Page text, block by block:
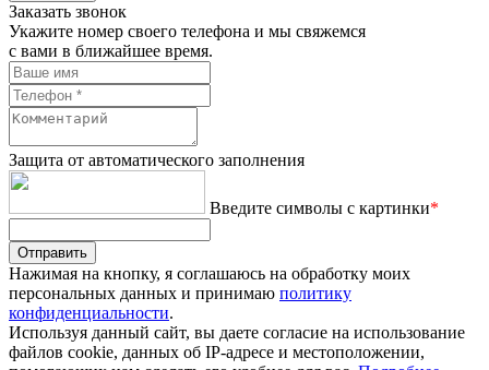
Заказать звонок
Укажите номер своего телефона и мы свяжемся
с вами в ближайшее время.
Защита от автоматического заполнения
Введите символы с картинки*
Отправить
Нажимая на кнопку, я соглашаюсь на обработку моих
персональных данных и принимаю политику
конфиденциальности.
Используя данный сайт, вы даете согласие на использование
файлов cookie, данных об IP-адресе и местоположении,